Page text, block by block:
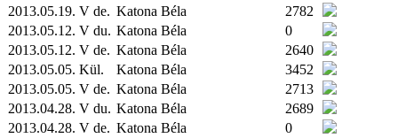
2013.05.19. V de. Katona Béla
2782
2013.05.12. V du. Katona Béla
0
2013.05.12. V de. Katona Béla
2640
2013.05.05. Kül. Katona Béla
3452
2013.05.05. V de. Katona Béla
2713
2013.04.28. V du. Katona Béla
2689
2013.04.28. V de. Katona Béla
0